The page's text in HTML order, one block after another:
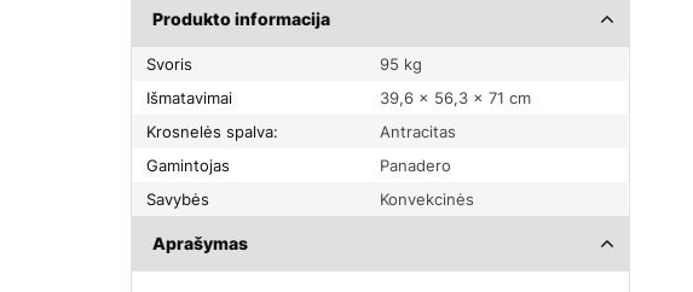
Produkto informacija
Svoris
95 kg
Išmatavimai
39,6 × 56,3 × 71 cm
Krosnelės spalva:
Antracitas
Gamintojas
Panadero
Savybės
Konvekcinės
Aprašymas